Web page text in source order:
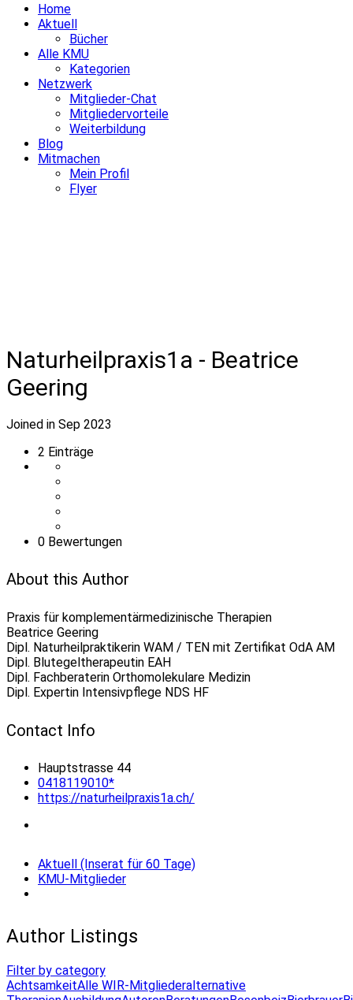
Home
Aktuell
Bücher
Alle KMU
Kategorien
Netzwerk
Mitglieder-Chat
Mitgliedervorteile
Weiterbildung
Blog
Mitmachen
Mein Profil
Flyer
Naturheilpraxis1a - Beatrice
Geering
Joined in Sep 2023
2 Einträge
0 Bewertungen
About this Author
Praxis für komplementärmedizinische Therapien
Beatrice Geering
Dipl. Naturheilpraktikerin WAM / TEN mit Zertifikat OdA AM
Dipl. Blutegeltherapeutin EAH
Dipl. Fachberaterin Orthomolekulare Medizin
Dipl. Expertin Intensivpflege NDS HF
Contact Info
Hauptstrasse 44
0418119010*
https://naturheilpraxis1a.ch/
Aktuell (Inserat für 60 Tage)
KMU-Mitglieder
Author Listings
Filter by category
AchtsamkeitAlle WIR-Mitgliederalternative